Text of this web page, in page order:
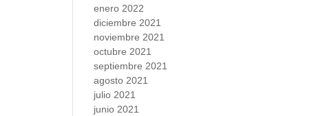
enero 2022
diciembre 2021
noviembre 2021
octubre 2021
septiembre 2021
agosto 2021
julio 2021
junio 2021